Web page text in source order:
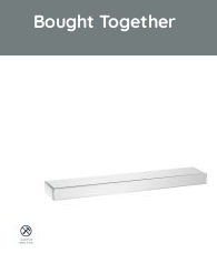
Bought Together